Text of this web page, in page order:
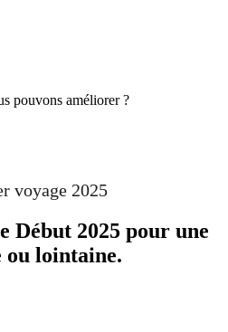
pouvons améliorer ?
voyage 2025
Début 2025 pour une
ou lointaine.